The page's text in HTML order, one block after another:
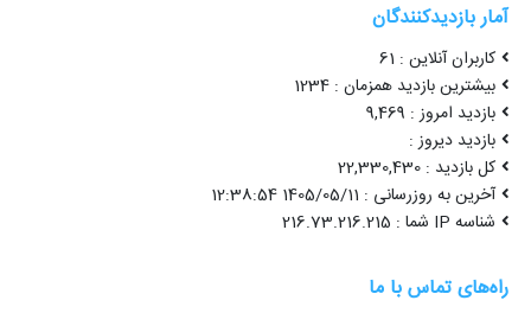
آمار بازدیدکنندگان
کاربران آنلاین : 61
بیشترین بازدید همزمان : 1234
بازدید امروز : 9,469
بازدید دیروز :
کل بازدید : 22,330,430
آخرین به روزرسانی : 1405/05/11 12:38:54
شناسه IP شما : 216.73.216.215
راه‌های تماس با ما